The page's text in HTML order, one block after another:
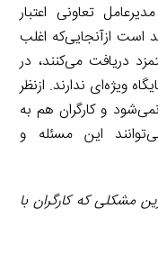
تعاونی اعتبار
است ازآنجایی‌که اغلب
دریافت می‌کنند، در
ویژه‌ای ندارند. ازنظر
و کارگران هم به
این مسئله و
مشکلی که کارگران با